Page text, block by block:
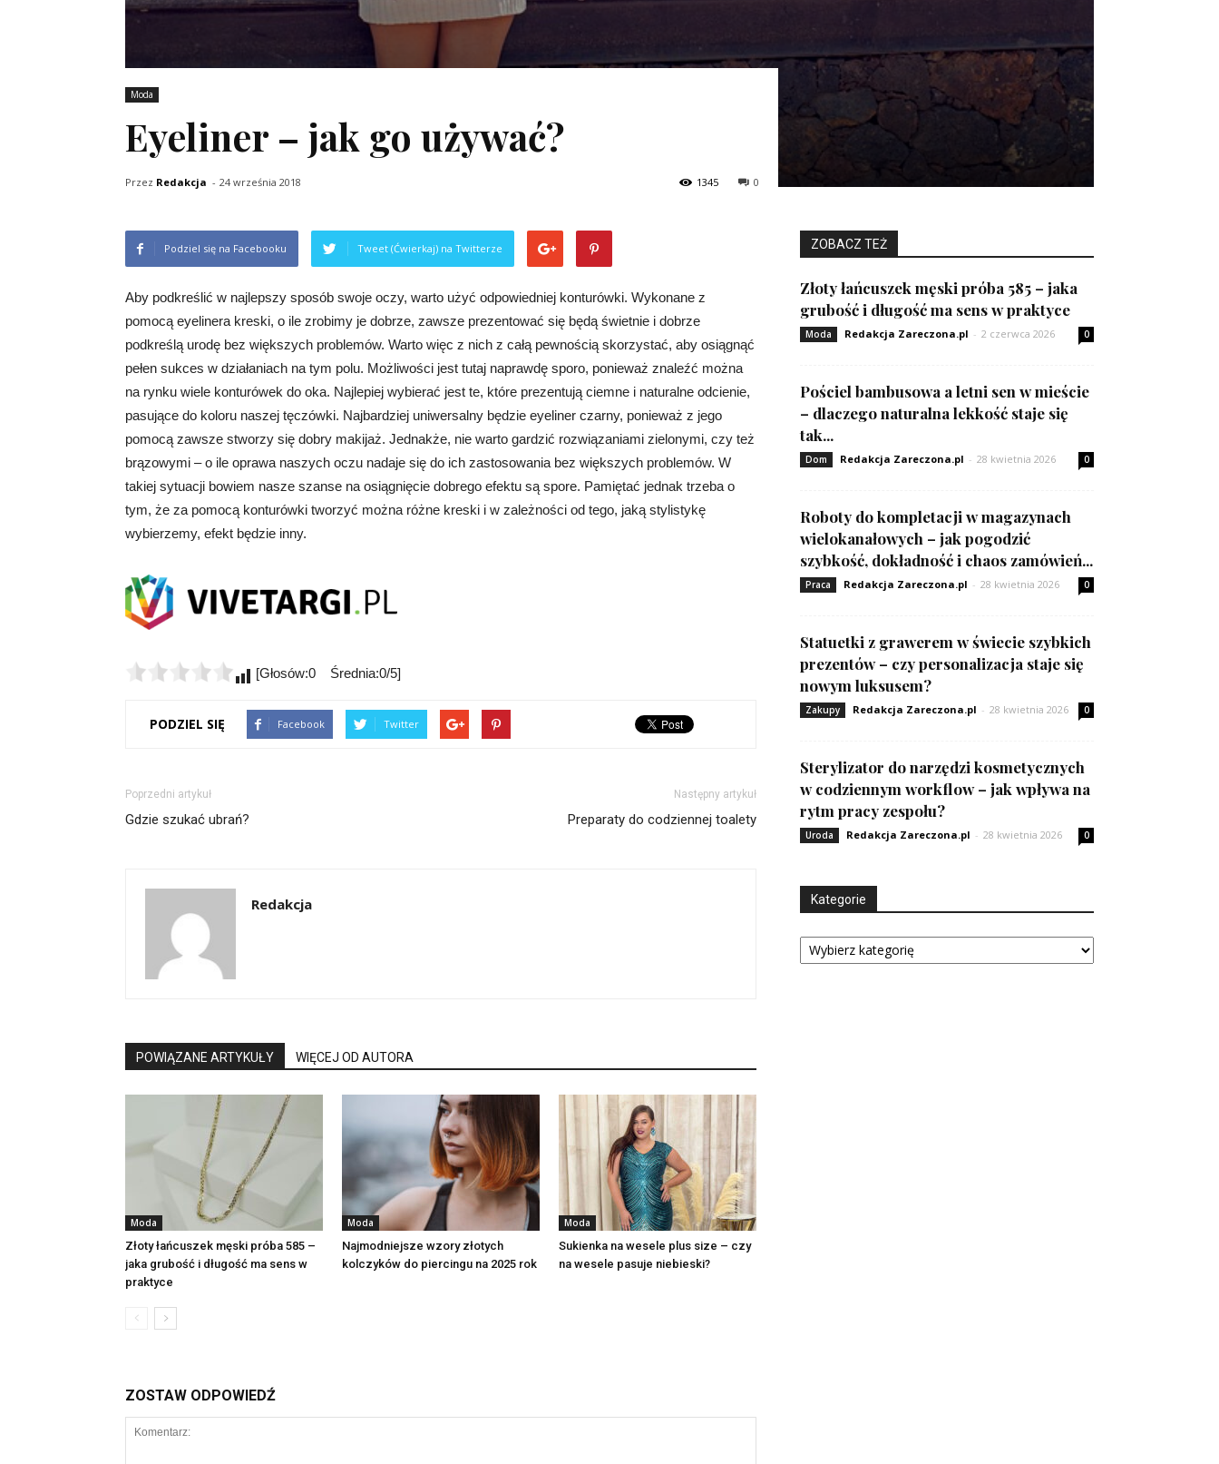
Moda
Eyeliner – jak go używać?
Przez Redakcja - 24 września 2018 0
1345
Podziel się na Facebooku Tweet (Ćwierkaj) na Twitterze
Aby podkreślić w najlepszy sposób swoje oczy, warto użyć odpowiedniej konturówki. Wykonane z
pomocą eyelinera kreski, o ile zrobimy je dobrze, zawsze prezentować się będą świetnie i dobrze
podkreślą urodę bez większych problemów. Warto więc z nich z całą pewnością skorzystać, aby osiągnąć
pełen sukces w działaniach na tym polu. Możliwości jest tutaj naprawdę sporo, ponieważ znaleźć można
na rynku wiele konturówek do oka. Najlepiej wybierać jest te, które prezentują ciemne i naturalne odcienie,
pasujące do koloru naszej tęczówki. Najbardziej uniwersalny będzie eyeliner czarny, ponieważ z jego
pomocą zawsze stworzy się dobry makijaż. Jednakże, nie warto gardzić rozwiązaniami zielonymi, czy też
brązowymi – o ile oprawa naszych oczu nadaje się do ich zastosowania bez większych problemów. W
takiej sytuacji bowiem nasze szanse na osiągnięcie dobrego efektu są spore. Pamiętać jednak trzeba o
tym, że za pomocą konturówki tworzyć można różne kreski i w zależności od tego, jaką stylistykę
wybierzemy, efekt będzie inny.
[Głosów:0 Średnia:0/5]
PODZIEL SIĘ Facebook Twitter
Poprzedni artykuł
Gdzie szukać ubrań?
Następny artykuł
Preparaty do codziennej toalety
Redakcja
POWIĄZANE ARTYKUŁY WIĘCEJ OD AUTORA
Moda
Złoty łańcuszek męski próba 585 –
jaka grubość i długość ma sens w
praktyce
Moda
Najmodniejsze wzory złotych
kolczyków do piercingu na 2025 rok
Moda
Sukienka na wesele plus size – czy
na wesele pasuje niebieski?
ZOSTAW ODPOWIEDŹ
ZOBACZ TEŻ
Złoty łańcuszek męski próba 585 – jaka
grubość i długość ma sens w praktyce
Moda Redakcja Zareczona.pl - 2 czerwca 2026 0
Pościel bambusowa a letni sen w mieście
– dlaczego naturalna lekkość staje się
tak...
Dom Redakcja Zareczona.pl - 28 kwietnia 2026 0
Roboty do kompletacji w magazynach
wielokanałowych – jak pogodzić
szybkość, dokładność i chaos zamówień...
Praca Redakcja Zareczona.pl - 28 kwietnia 2026 0
Statuetki z grawerem w świecie szybkich
prezentów – czy personalizacja staje się
nowym luksusem?
Zakupy Redakcja Zareczona.pl - 28 kwietnia 2026 0
Sterylizator do narzędzi kosmetycznych
w codziennym workflow – jak wpływa na
rytm pracy zespołu?
Uroda Redakcja Zareczona.pl - 28 kwietnia 2026 0
Kategorie
Kategorie